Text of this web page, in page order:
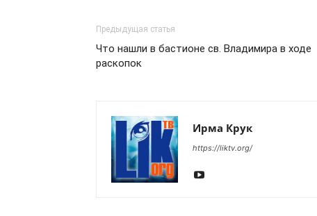
Предыдущая статья
Что нашли в бастионе св. Владимира в ходе
раскопок
Ирма Крук
https://liktv.org/